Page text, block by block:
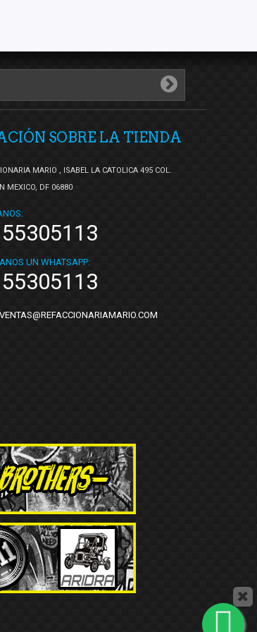
SOBRE LA TIENDA
MARIO , ISABEL LA CATOLICA 495 COL.
MEXICO, DF 06880
UN WHATSAPP:
VENTAS@REFACCIONARIAMARIO.COM